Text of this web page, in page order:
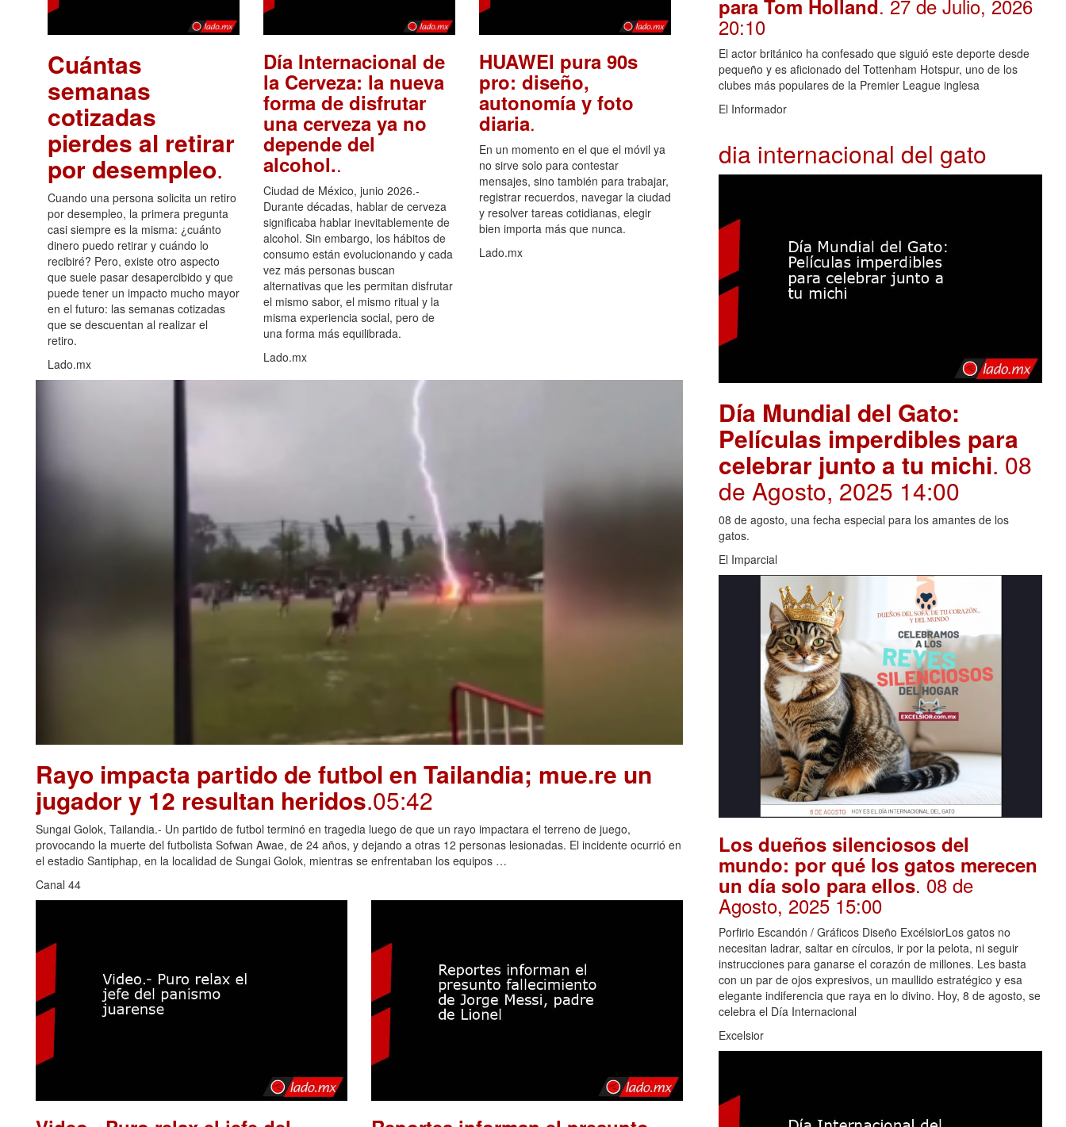
Cuántas
semanas
cotizadas
pierdes al retirar
por desempleo.
Cuando una persona solicita un retiro
por desempleo, la primera pregunta
casi siempre es la misma: ¿cuánto
dinero puedo retirar y cuándo lo
recibiré? Pero, existe otro aspecto
que suele pasar desapercibido y que
puede tener un impacto mucho mayor
en el futuro: las semanas cotizadas
que se descuentan al realizar el
retiro.
Lado.mx
Día Internacional de
la Cerveza: la nueva
forma de disfrutar
una cerveza ya no
depende del
alcohol..
Ciudad de México, junio 2026.-
Durante décadas, hablar de cerveza
significaba hablar inevitablemente de
alcohol. Sin embargo, los hábitos de
consumo están evolucionando y cada
vez más personas buscan
alternativas que les permitan disfrutar
el mismo sabor, el mismo ritual y la
misma experiencia social, pero de
una forma más equilibrada.
Lado.mx
HUAWEI pura 90s
pro: diseño,
autonomía y foto
diaria.
En un momento en el que el móvil ya
no sirve solo para contestar
mensajes, sino también para trabajar,
registrar recuerdos, navegar la ciudad
y resolver tareas cotidianas, elegir
bien importa más que nunca.
Lado.mx
Rayo impacta partido de futbol en Tailandia; mue.re un
jugador y 12 resultan heridos.05:42
Sungai Golok, Tailandia.- Un partido de futbol terminó en tragedia luego de que un rayo impactara el terreno de juego,
provocando la muerte del futbolista Sofwan Awae, de 24 años, y dejando a otras 12 personas lesionadas. El incidente ocurrió en
el estadio Santiphap, en la localidad de Sungai Golok, mientras se enfrentaban los equipos …
Canal 44
para Tom Holland. 27 de Julio, 2026
20:10
El actor británico ha confesado que siguió este deporte desde
pequeño y es aficionado del Tottenham Hotspur, uno de los
clubes más populares de la Premier League inglesa
El Informador
dia internacional del gato
Día Mundial del Gato:
Películas imperdibles para
celebrar junto a tu michi. 08
de Agosto, 2025 14:00
08 de agosto, una fecha especial para los amantes de los
gatos.
El Imparcial
Los dueños silenciosos del
mundo: por qué los gatos merecen
un día solo para ellos. 08 de
Agosto, 2025 15:00
Porfirio Escandón / Gráficos Diseño ExcélsiorLos gatos no
necesitan ladrar, saltar en círculos, ir por la pelota, ni seguir
instrucciones para ganarse el corazón de millones. Les basta
con un par de ojos expresivos, un maullido estratégico y esa
elegante indiferencia que raya en lo divino. Hoy, 8 de agosto, se
celebra el Día Internacional
Excelsior